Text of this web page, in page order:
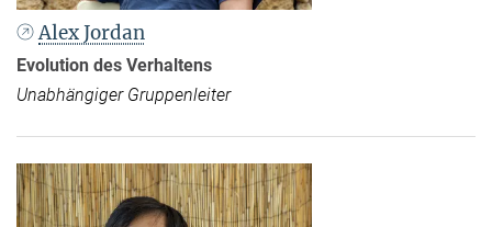
Alex Jordan
Evolution des Verhaltens
Unabhängiger Gruppenleiter